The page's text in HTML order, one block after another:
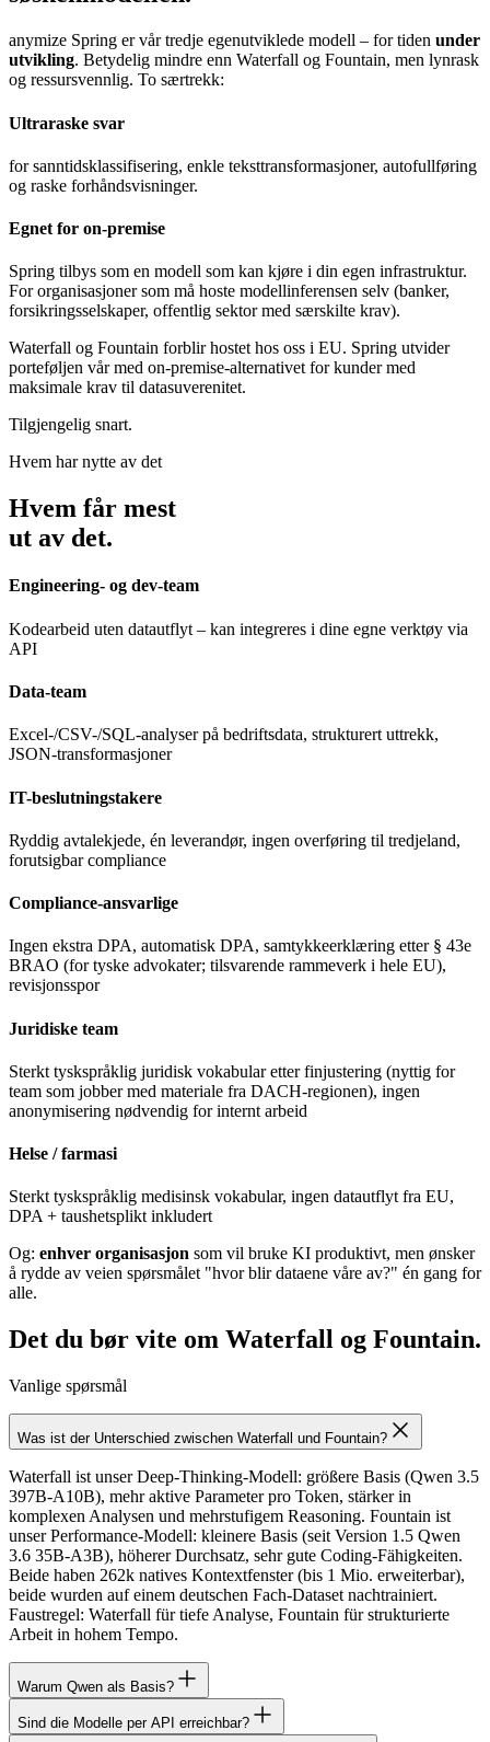
anymize Spring er vår tredje egenutviklede modell – for tiden under
utvikling. Betydelig mindre enn Waterfall og Fountain, men lynrask
og ressursvennlig. To særtrekk:
Ultraraske svar
for sanntidsklassifisering, enkle teksttransformasjoner, autofullføring
og raske forhåndsvisninger.
Egnet for on-premise
Spring tilbys som en modell som kan kjøre i din egen infrastruktur.
For organisasjoner som må hoste modellinferensen selv (banker,
forsikringsselskaper, offentlig sektor med særskilte krav).
Waterfall og Fountain forblir hostet hos oss i EU. Spring utvider
porteføljen vår med on-premise-alternativet for kunder med
maksimale krav til datasuverenitet.
Tilgjengelig snart.
Hvem har nytte av det
Hvem får mest
ut av det.
Engineering- og dev-team
Kodearbeid uten datautflyt – kan integreres i dine egne verktøy via
API
Data-team
Excel-/CSV-/SQL-analyser på bedriftsdata, strukturert uttrekk,
JSON-transformasjoner
IT-beslutningstakere
Ryddig avtalekjede, én leverandør, ingen overføring til tredjeland,
forutsigbar compliance
Compliance-ansvarlige
Ingen ekstra DPA, automatisk DPA, samtykkeerklæring etter § 43e
BRAO (for tyske advokater; tilsvarende rammeverk i hele EU),
revisjonsspor
Juridiske team
Sterkt tyskspråklig juridisk vokabular etter finjustering (nyttig for
team som jobber med materiale fra DACH-regionen), ingen
anonymisering nødvendig for internt arbeid
Helse / farmasi
Sterkt tyskspråklig medisinsk vokabular, ingen datautflyt fra EU,
DPA + taushetsplikt inkludert
Og: enhver organisasjon som vil bruke KI produktivt, men ønsker
å rydde av veien spørsmålet "hvor blir dataene våre av?" én gang for
alle.
Det du bør vite om Waterfall og Fountain.
Vanlige spørsmål
Was ist der Unterschied zwischen Waterfall und Fountain?
Waterfall ist unser Deep-Thinking-Modell: größere Basis (Qwen 3.5
397B-A10B), mehr aktive Parameter pro Token, stärker in
komplexen Analysen und mehrstufigem Reasoning. Fountain ist
unser Performance-Modell: kleinere Basis (seit Version 1.5 Qwen
3.6 35B-A3B), höherer Durchsatz, sehr gute Coding-Fähigkeiten.
Beide haben 262k natives Kontextfenster (bis 1 Mio. erweiterbar),
beide wurden auf einem deutschen Fach-Dataset nachtrainiert.
Faustregel: Waterfall für tiefe Analyse, Fountain für strukturierte
Arbeit in hohem Tempo.
Warum Qwen als Basis?
Sind die Modelle per API erreichbar?